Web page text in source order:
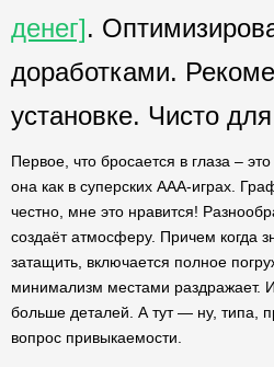
денег].
доработками.
установке. Чисто
Первое, что бросается в глаза –
она как в суперских AAA-играх.
честно, мне это нравится!
создаёт атмосферу. Причем когда
затащить, включается полное
минимализм местами раздражает.
больше деталей. А тут — ну, типа,
вопрос привыкаемости.